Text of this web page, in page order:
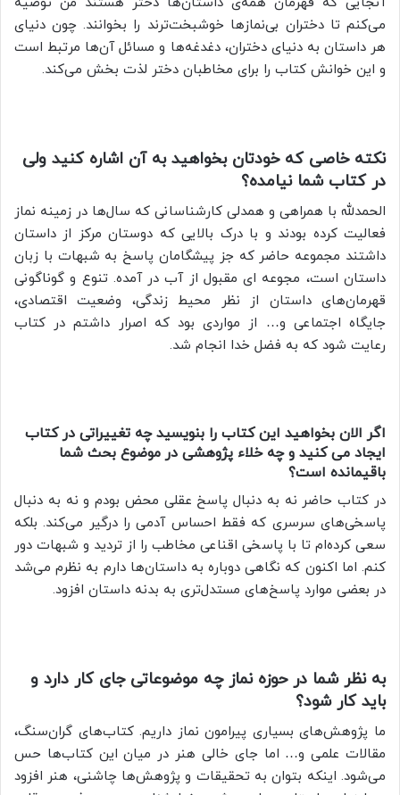
می‌کنم تا دختران بی‌نمازها خوشبخت‌ترند را بخوانند. چون دنیای
هر داستان به دنیای دختران، دغدغه‌ها و مسائل آن‌ها مرتبط است
و این خوانش کتاب را برای مخاطبان دختر لذت بخش می‌کند.
نکته خاصی که خودتان بخواهید به آن اشاره کنید ولی
در کتاب شما نیامده؟
الحمدلله با همراهی و همدلی کارشناسانی که سال‌ها در زمینه نماز
فعالیت کرده بودند و با درک بالایی که دوستان مرکز از داستان
داشتند مجموعه حاضر که جز پیشگامان پاسخ به شبهات با زبان
داستان است، مجوعه ای مقبول از آب در آمده. تنوع و گوناگونی
قهرمان‌های داستان از نظر محیط زندگی، وضعیت اقتصادی،
جایگاه اجتماعی و… از مواردی بود که اصرار داشتم در کتاب
رعایت شود که به فضل خدا انجام شد.
اگر الان بخواهید این کتاب را بنویسید چه تغییراتی در کتاب
ایجاد می کنید و چه خلاء پژوهشی در موضوع بحث شما
باقیمانده است؟
در کتاب حاضر نه به دنبال پاسخ عقلی محض بودم و نه به دنبال
پاسخی‌های سرسری که فقط احساس آدمی را درگیر می‌کند. بلکه
سعی کرده‌ام تا با پاسخی اقناعی مخاطب را از تردید و شبهات دور
کنم. اما اکنون که نگاهی دوباره به داستان‌ها دارم به نظرم می‌شد
در بعضی موارد پاسخ‌های مستدل‌تری به بدنه داستان افزود.
به نظر شما در حوزه نماز چه موضوعاتی جای کار دارد و
باید کار شود؟
ما پژوهش‌های بسیاری پیرامون نماز داریم. کتاب‌های گران‌سنگ،
مقالات علمی و… اما جای خالی هنر در میان این کتاب‌ها حس
می‌شود. اینکه بتوان به تحقیقات و پژوهش‌ها چاشنی، هنر افزود